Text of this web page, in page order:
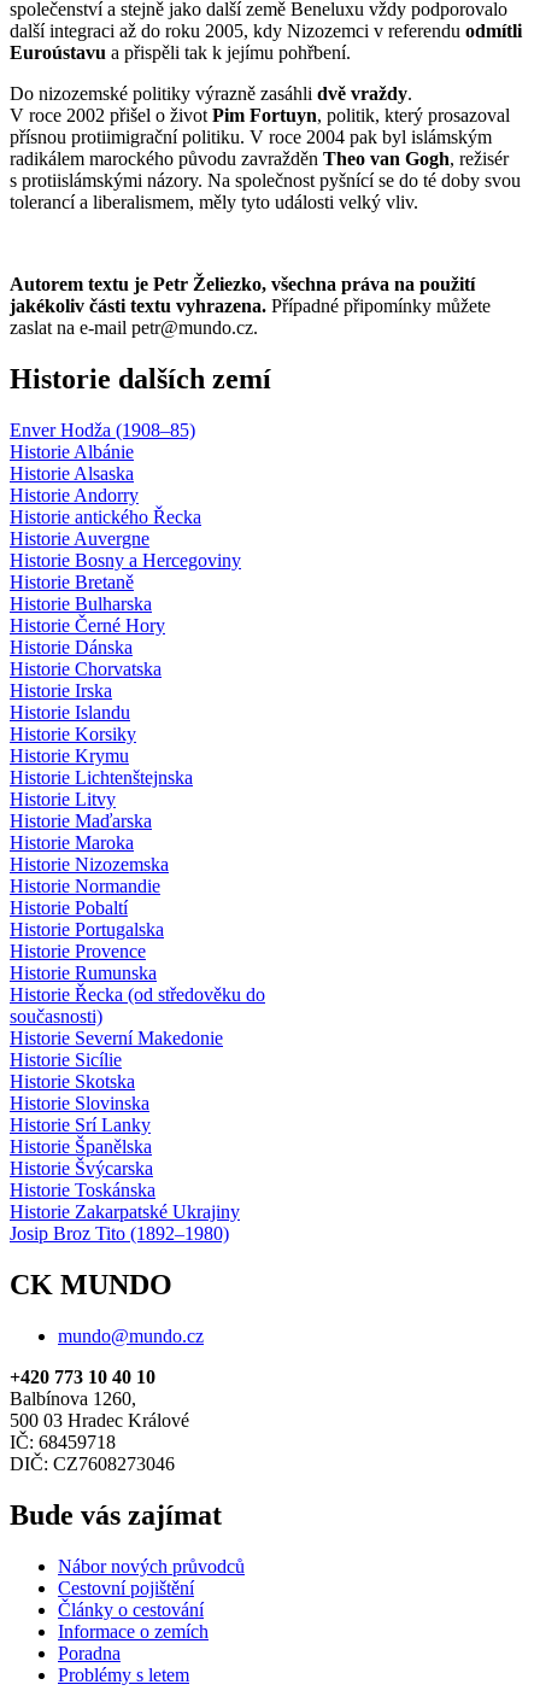
společenství a stejně jako další země Beneluxu vždy podporovalo
další integraci až do roku 2005, kdy Nizozemci v referendu odmítli
Euroústavu a přispěli tak k jejímu pohřbení.
Do nizozemské politiky výrazně zasáhli dvě vraždy.
V roce 2002 přišel o život Pim Fortuyn, politik, který prosazoval
přísnou protiimigrační politiku. V roce 2004 pak byl islámským
radikálem marockého původu zavražděn Theo van Gogh, režisér
s protiislámskými názory. Na společnost pyšnící se do té doby svou
tolerancí a liberalismem, měly tyto události velký vliv.
Autorem textu je Petr Želiezko, všechna práva na použití
jakékoliv části textu vyhrazena. Případné připomínky můžete
zaslat na e-mail petr@mundo.cz.
Historie dalších zemí
Enver Hodža (1908–85)
Historie Albánie
Historie Alsaska
Historie Andorry
Historie antického Řecka
Historie Auvergne
Historie Bosny a Hercegoviny
Historie Bretaně
Historie Bulharska
Historie Černé Hory
Historie Dánska
Historie Chorvatska
Historie Irska
Historie Islandu
Historie Korsiky
Historie Krymu
Historie Lichtenštejnska
Historie Litvy
Historie Maďarska
Historie Maroka
Historie Nizozemska
Historie Normandie
Historie Pobaltí
Historie Portugalska
Historie Provence
Historie Rumunska
Historie Řecka (od středověku do
současnosti)
Historie Severní Makedonie
Historie Sicílie
Historie Skotska
Historie Slovinska
Historie Srí Lanky
Historie Španělska
Historie Švýcarska
Historie Toskánska
Historie Zakarpatské Ukrajiny
Josip Broz Tito (1892–1980)
CK MUNDO
mundo@mundo.cz
+420 773 10 40 10
Balbínova 1260,
500 03 Hradec Králové
IČ: 68459718
DIČ: CZ7608273046
Bude vás zajímat
Nábor nových průvodců
Cestovní pojištění
Články o cestování
Informace o zemích
Poradna
Problémy s letem